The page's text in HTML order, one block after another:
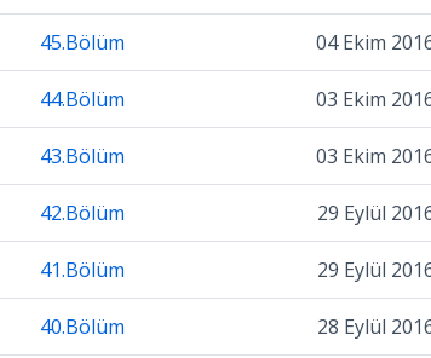
45.Bölüm 04 Ekim
44.Bölüm 03 Ekim
43.Bölüm 03 Ekim
42.Bölüm 29 Eylül
41.Bölüm 29 Eylül
40.Bölüm 28 Eylül